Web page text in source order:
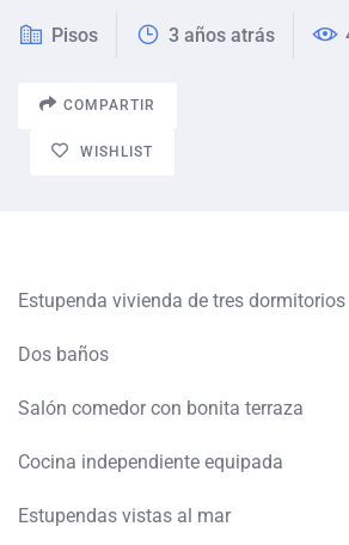
Pisos 3 años atrás
COMPARTIR
WISHLIST
Estupenda vivienda de tres dormitorios
Dos baños
Salón comedor con bonita terraza
Cocina independiente equipada
Estupendas vistas al mar